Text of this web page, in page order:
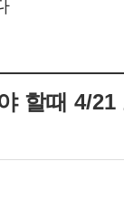
할때 4/21